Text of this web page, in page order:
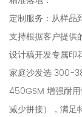
定制服务：从样品
支持根据客户提供
设计稿开发专属
家庭沙发选 300-
450GSM 增强耐
减少拼接），满足